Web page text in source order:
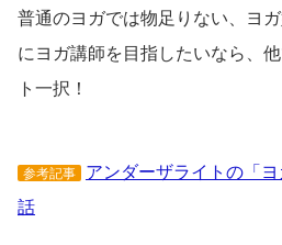
普通のヨガでは物足りない、ヨ
にヨガ講師を目指したいなら、
ト一択！
参考記事
アンダーザライトの「
話